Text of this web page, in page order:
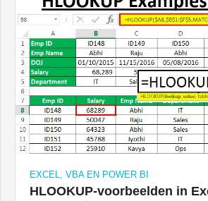
EXCEL, VBA EN POWER BI
HLOOKUP-voorbeelden in